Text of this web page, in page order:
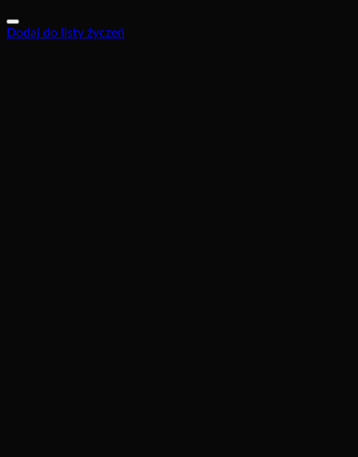
Dodaj do listy życzeń